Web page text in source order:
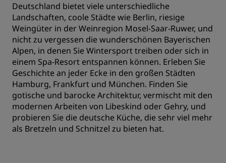
Deutschland bietet viele unterschiedliche
Landschaften, coole Städte wie Berlin, riesige
Weingüter in der Weinregion Mosel-Saar-Ruwer, und
nicht zu vergessen die wunderschönen Bayerischen
Alpen, in denen Sie Wintersport treiben oder sich in
einem Spa-Resort entspannen können. Erleben Sie
Geschichte an jeder Ecke in den großen Städten
Hamburg, Frankfurt und München. Finden Sie
gotische und barocke Architektur, vermischt mit den
modernen Arbeiten von Libeskind oder Gehry, und
probieren Sie die deutsche Küche, die sehr viel mehr
als Bretzeln und Schnitzel zu bieten hat.